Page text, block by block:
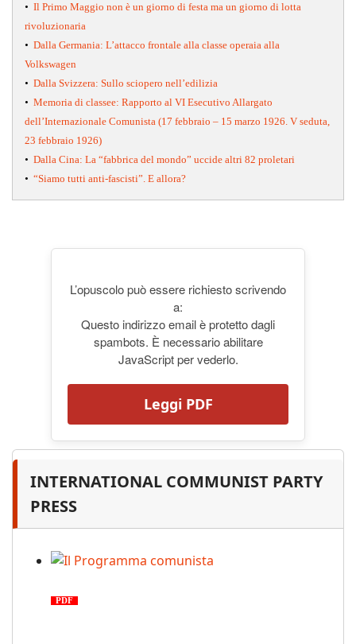
• Il Primo Maggio non è un giorno di festa ma un giorno di lotta
rivoluzionaria
• Dalla Germania: L’attacco frontale alla classe operaia alla
Volkswagen
• Dalla Svizzera: Sullo sciopero nell’edilizia
• Memoria di classee: Rapporto al VI Esecutivo Allargato
dell’Internazionale Comunista (17 febbraio – 15 marzo 1926. V seduta,
23 febbraio 1926)
• Dalla Cina: La “fabbrica del mondo” uccide altri 82 proletari
• “Siamo tutti anti-fascisti”. E allora?
L’opuscolo può essere richiesto scrivendo
a:
Questo indirizzo email è protetto dagli
spambots. È necessario abilitare
JavaScript per vederlo.
Leggi PDF
INTERNATIONAL COMMUNIST PARTY
PRESS
PDF